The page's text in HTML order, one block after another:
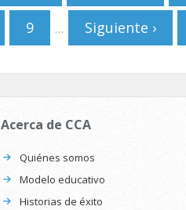
9 … Siguiente ›
Acerca de CCA
Quiénes somos
Modelo educativo
Historias de éxito